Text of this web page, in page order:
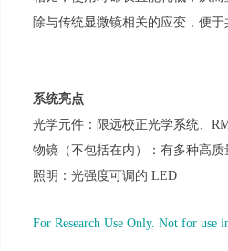
除与传统显微镜相关的应变，便于
系统亮点
光学元件：限远校正光学系统、
物镜（不包括在内）：有多种高
照明：光强度可调的 LED
For Research Use Only. Not for use